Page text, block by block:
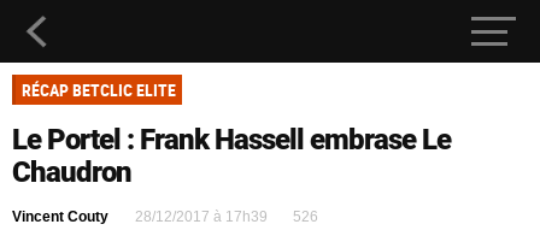
RÉCAP BETCLIC ELITE
Le Portel : Frank Hassell embrase Le
Chaudron
Vincent Couty 28/12/2017 à 17h39 526